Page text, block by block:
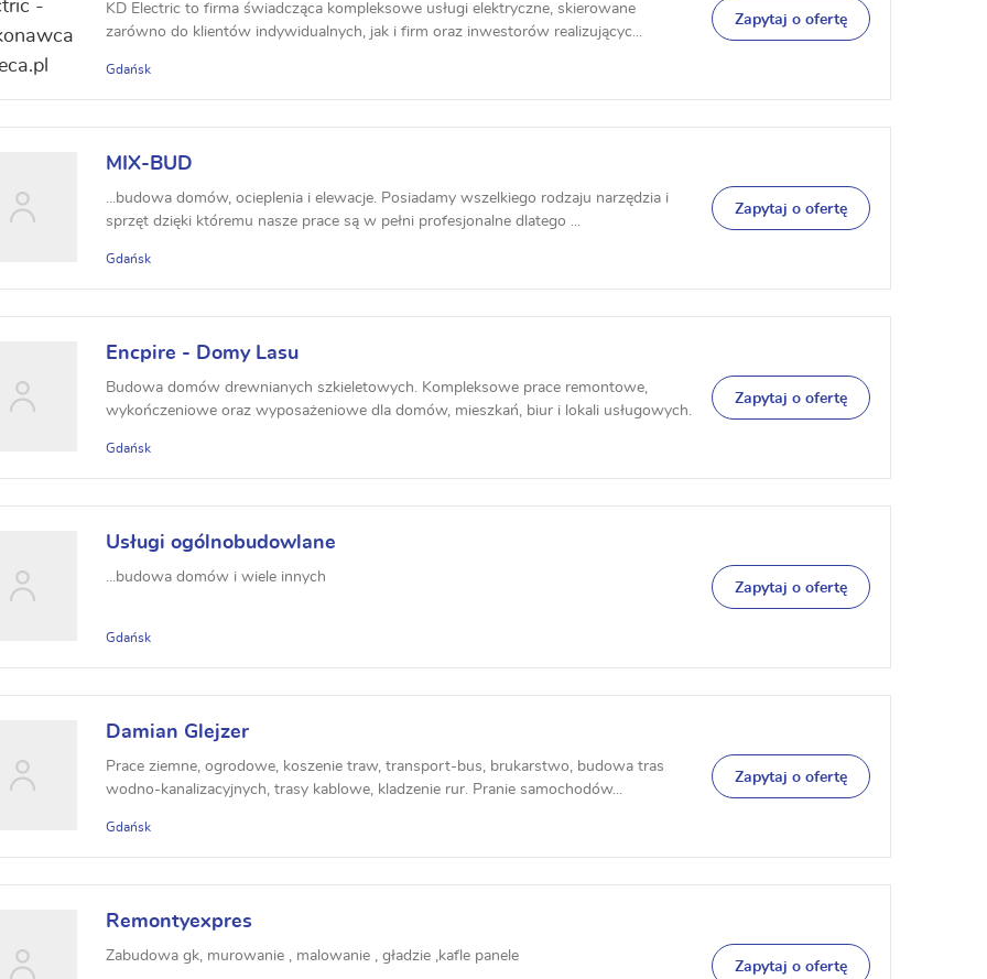
KD Electric to firma świadcząca kompleksowe usługi elektryczne, skierowane
zarówno do klientów indywidualnych, jak i firm oraz inwestorów realizującyc...
Gdańsk
Zapytaj o ofertę
MIX-BUD
...budowa domów, ocieplenia i elewacje. Posiadamy wszelkiego rodzaju narzędzia i
sprzęt dzięki któremu nasze prace są w pełni profesjonalne dlatego ...
Gdańsk
Zapytaj o ofertę
Encpire - Domy Lasu
Budowa domów drewnianych szkieletowych. Kompleksowe prace remontowe,
wykończeniowe oraz wyposażeniowe dla domów, mieszkań, biur i lokali usługowych.
Gdańsk
Zapytaj o ofertę
Usługi ogólnobudowlane
...budowa domów i wiele innych
Gdańsk
Zapytaj o ofertę
Damian Glejzer
Prace ziemne, ogrodowe, koszenie traw, transport-bus, brukarstwo, budowa tras
wodno-kanalizacyjnych, trasy kablowe, kladzenie rur. Pranie samochodów...
Gdańsk
Zapytaj o ofertę
Remontyexpres
Zabudowa gk, murowanie , malowanie , gładzie ,kafle panele
Zapytaj o ofertę